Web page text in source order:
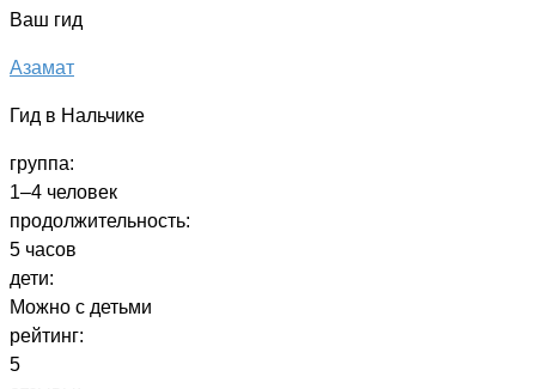
Ваш гид
Азамат
Гид в Нальчике
группа:
1–4 человек
продолжительность:
5 часов
дети:
Можно с детьми
рейтинг:
5